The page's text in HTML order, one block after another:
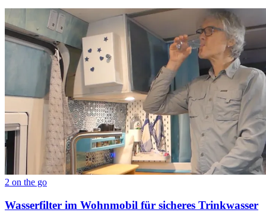
2 on the go
Wasserfilter im Wohnmobil für sicheres Trinkwasser